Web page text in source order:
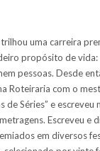
uma carreira
propósito de
pessoas. Desde
Roteiraria com o
de Séries” e escreveu
Escreveu e
em diversos